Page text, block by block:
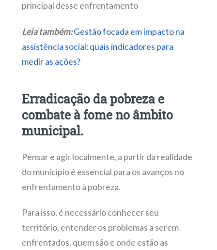
principal desse enfrentamento
Leia também: Gestão focada em impacto na
assistência social: quais indicadores para
medir as ações?
Erradicação da pobreza e
combate à fome no âmbito
municipal.
Pensar e agir localmente, a partir da realidade
do município é essencial para os avanços no
enfrentamento à pobreza.
Para isso, é necessário conhecer seu
território, entender os problemas a serem
enfrentados, quem são e onde estão as